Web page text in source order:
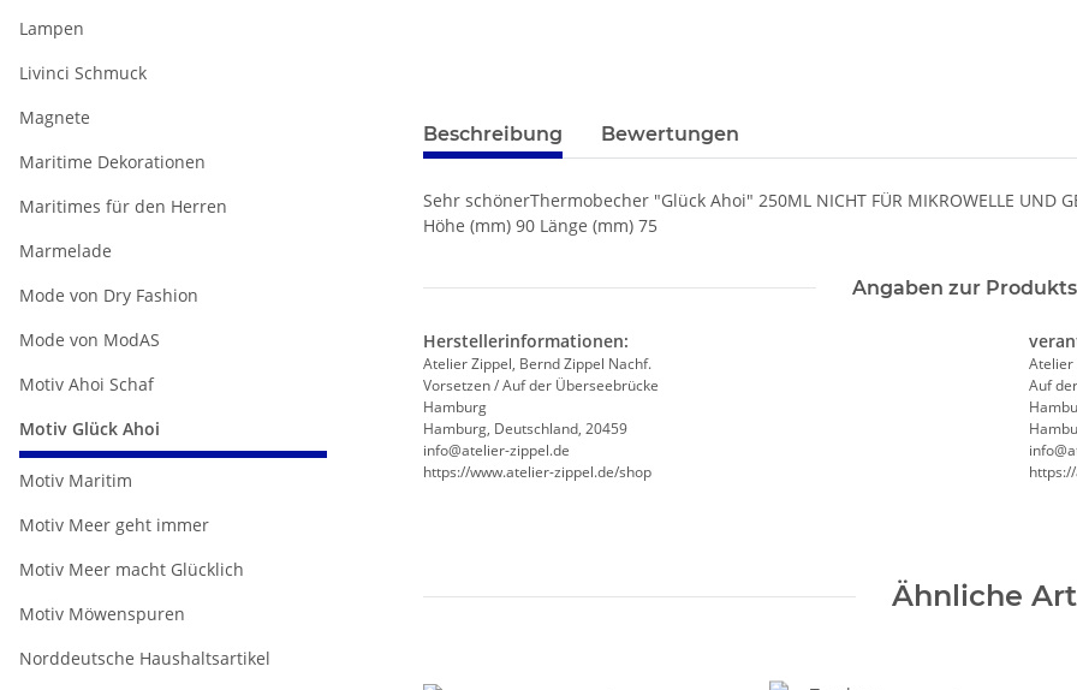
weitere Registerkarten anzeigen
Beschreibung Bewertungen
Sehr schönerThermobecher "Glück Ahoi" 250ML NICHT FÜR MIKROWELLE UND
Höhe (mm) 90 Länge (mm) 75
Angaben zur
Herstellerinformationen:
Atelier Zippel, Bernd Zippel Nachf.
Vorsetzen / Auf der Überseebrücke
Hamburg
Hamburg, Deutschland, 20459
info@atelier-zippel.de
https://www.atelier-zippel.de/shop
Atelier
Auf
Ähnliche
Lampen
Livinci Schmuck
Magnete
Maritime Dekorationen
Maritimes für den Herren
Marmelade
Mode von Dry Fashion
Mode von ModAS
Motiv Ahoi Schaf
Motiv Glück Ahoi
Motiv Maritim
Motiv Meer geht immer
Motiv Meer macht Glücklich
Motiv Möwenspuren
Norddeutsche Haushaltsartikel